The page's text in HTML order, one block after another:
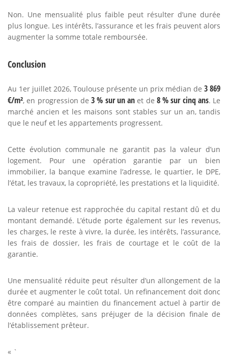
Non. Une mensualité plus faible peut résulter d’une durée
plus longue. Les intérêts, l’assurance et les frais peuvent alors
augmenter la somme totale remboursée.
Conclusion
Au 1er juillet 2026, Toulouse présente un prix médian de 3 869
€/m², en progression de 3 % sur un an et de 8 % sur cinq ans. Le
marché ancien et les maisons sont stables sur un an, tandis
que le neuf et les appartements progressent.
Cette évolution communale ne garantit pas la valeur d’un
logement. Pour une opération garantie par un bien
immobilier, la banque examine l’adresse, le quartier, le DPE,
l’état, les travaux, la copropriété, les prestations et la liquidité.
La valeur retenue est rapprochée du capital restant dû et du
montant demandé. L’étude porte également sur les revenus,
les charges, le reste à vivre, la durée, les intérêts, l’assurance,
les frais de dossier, les frais de courtage et le coût de la
garantie.
Une mensualité réduite peut résulter d’un allongement de la
durée et augmenter le coût total. Un refinancement doit donc
être comparé au maintien du financement actuel à partir de
données complètes, sans préjuger de la décision finale de
l’établissement prêteur.
« `